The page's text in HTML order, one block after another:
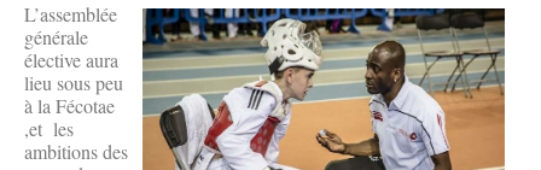
L’assemblée
générale
élective aura
lieu sous peu
à la Fécotae
,et les
ambitions des